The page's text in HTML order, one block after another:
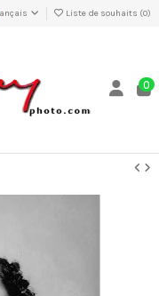
Liste de souhaits (0)
0